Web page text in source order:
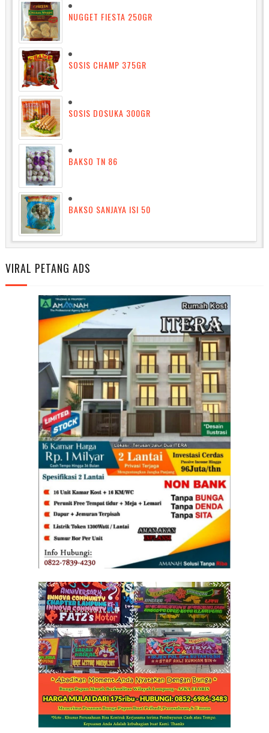
NUGGET FIESTA 250GR
SOSIS CHAMP 375GR
SOSIS DOSUKA 300GR
BAKSO TN 86
BAKSO SANJAYA ISI 50
VIRAL PETANG ADS